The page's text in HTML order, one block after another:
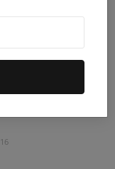
16